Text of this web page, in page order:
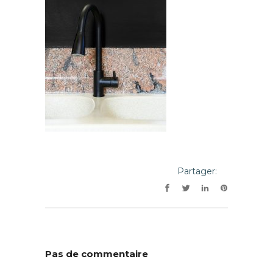
Partager:
Pas de commentaire